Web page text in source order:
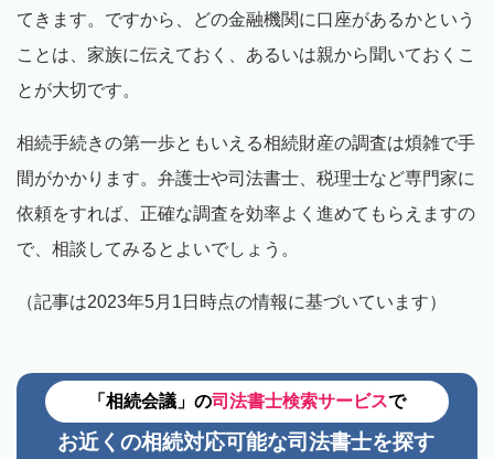
てきます。ですから、どの金融機関に口座があるかという
ことは、家族に伝えておく、あるいは親から聞いておくこ
とが大切です。
相続手続きの第一歩ともいえる相続財産の調査は煩雑で手
間がかかります。弁護士や司法書士、税理士など専門家に
依頼をすれば、正確な調査を効率よく進めてもらえますの
で、相談してみるとよいでしょう。
（記事は2023年5月1日時点の情報に基づいています）
「相続会議」の司法書士検索サービスで
お近くの相続対応可能な司法書士を探す